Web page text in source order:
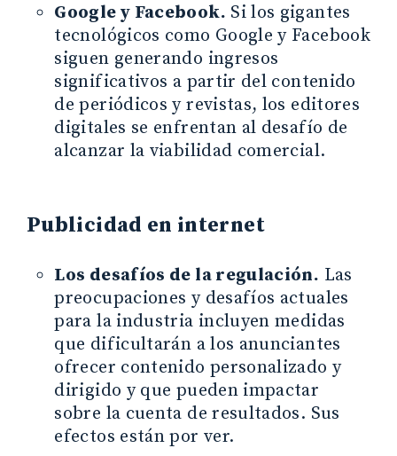
Google y Facebook. Si los gigantes
tecnológicos como Google y Facebook
siguen generando ingresos
significativos a partir del contenido
de periódicos y revistas, los editores
digitales se enfrentan al desafío de
alcanzar la viabilidad comercial.
Publicidad en internet
Los desafíos de la regulación. Las
preocupaciones y desafíos actuales
para la industria incluyen medidas
que dificultarán a los anunciantes
ofrecer contenido personalizado y
dirigido y que pueden impactar
sobre la cuenta de resultados. Sus
efectos están por ver.